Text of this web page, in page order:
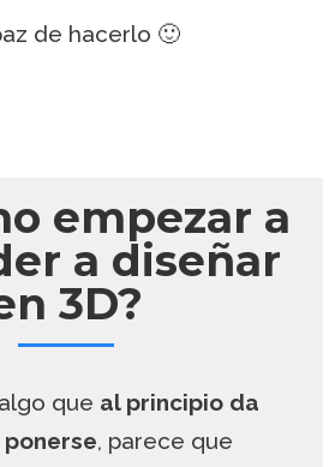
de hacerlo 🙂
empezar a
a diseñar
3D?
que al principio da
, parece que